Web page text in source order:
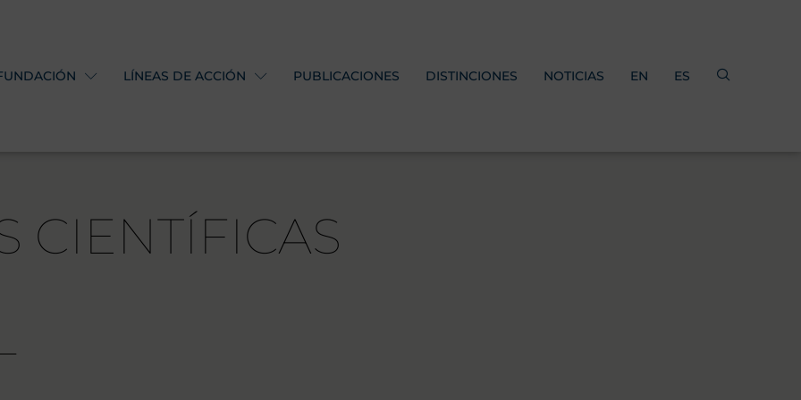
LÍNEAS DE ACCIÓN PUBLICACIONES DISTINCIONES NOTICIAS EN ES
CIENTÍFICAS